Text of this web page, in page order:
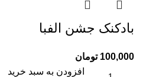
بادکنک جشن الفبا
100,000 تومان
افزودن به سبد خرید